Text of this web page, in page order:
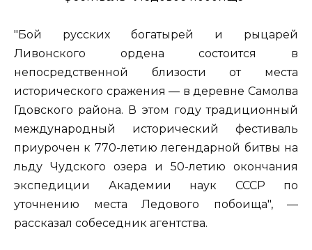
"Бой русских богатырей и рыцарей
Ливонского ордена состоится в
непосредственной близости от места
исторического сражения — в деревне Самолва
Гдовского района. В этом году традиционный
международный исторический фестиваль
приурочен к 770-летию легендарной битвы на
льду Чудского озера и 50-летию окончания
экспедиции Академии наук СССР по
уточнению места Ледового побоища", —
рассказал собеседник агентства.